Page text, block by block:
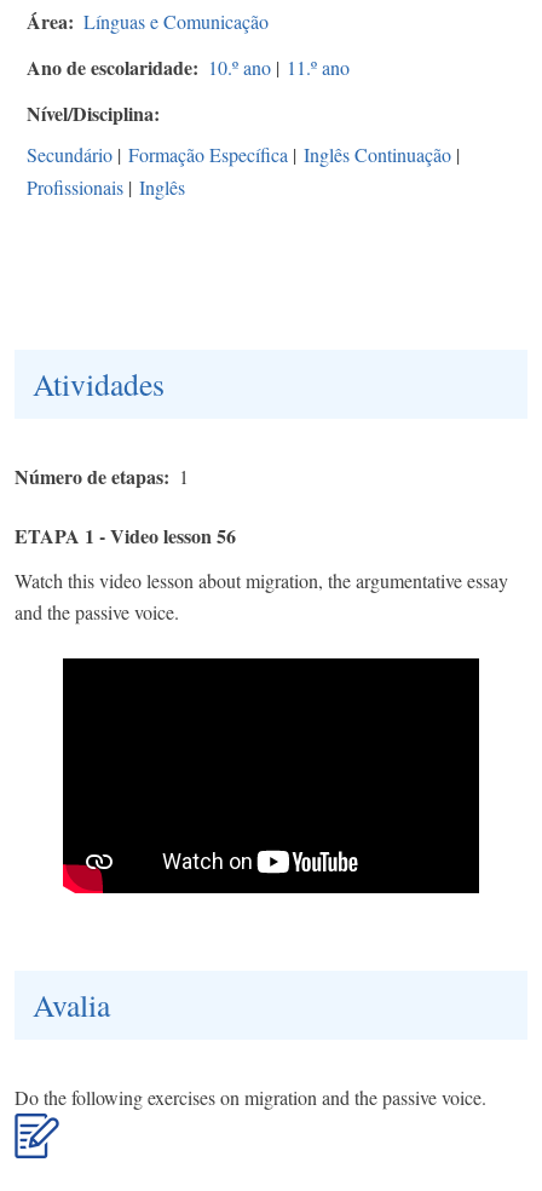
Área Línguas e Comunicação
Ano de escolaridade 10.º ano | 11.º ano
Nível/Disciplina
Secundário | Formação Específica | Inglês Continuação |
Profissionais | Inglês
Atividades
Número de etapas 1
ETAPA 1 - Video lesson 56
Watch this video lesson about migration, the argumentative essay
and the passive voice.
Avalia
Do the following exercises on migration and the passive voice.